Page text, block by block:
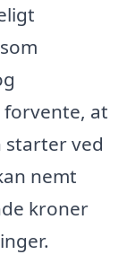
forvente, at
starter ved
nemt
kroner